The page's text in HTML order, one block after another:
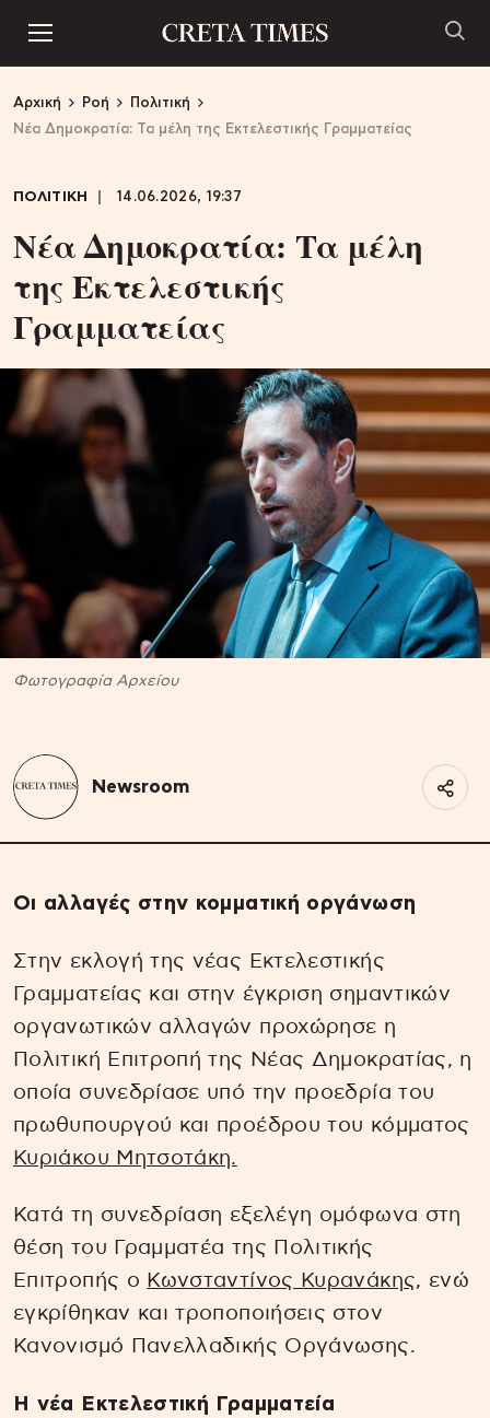
Αρχική Ροή
Πολιτική
Νέα Δημοκρατία: Τα μέλη της Εκτελεστικής Γραμματείας
ΠΟΛΙΤΙΚΗ 14.06.2026, 19:37
Νέα Δημοκρατία: Τα μέλη
της Εκτελεστικής
Γραμματείας
Φωτογραφία Αρχείου
Newsroom
Οι αλλαγές στην κομματική οργάνωση
Στην εκλογή της νέας Εκτελεστικής
Γραμματείας και στην έγκριση σημαντικών
οργανωτικών αλλαγών προχώρησε η
Πολιτική Επιτροπή της Νέας Δημοκρατίας, η
οποία συνεδρίασε υπό την προεδρία του
πρωθυπουργού και προέδρου του κόμματος
Κυριάκου Μητσοτάκη.
Κατά τη συνεδρίαση εξελέγη ομόφωνα στη
θέση του Γραμματέα της Πολιτικής
Επιτροπής ο Κωνσταντίνος Κυρανάκης, ενώ
εγκρίθηκαν και τροποποιήσεις στον
Κανονισμό Πανελλαδικής Οργάνωσης.
Η νέα Εκτελεστική Γραμματεία